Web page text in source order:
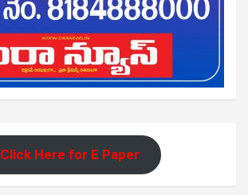
Click Here for E Paper